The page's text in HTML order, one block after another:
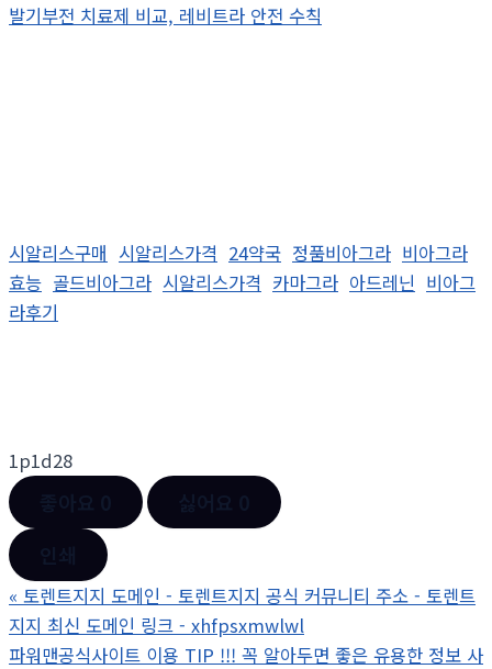
발기부전 치료제 비교, 레비트라 안전 수칙
시알리스구매 시알리스가격 24약국 정품비아그라 비아그라
효능 골드비아그라 시알리스가격 카마그라 아드레닌 비아그
라후기
1p1d28
« 토렌트지지 도메인 - 토렌트지지 공식 커뮤니티 주소 - 토렌트
지지 최신 도메인 링크 - xhfpsxmwlwl
파워맨공식사이트 이용 TIP !!! 꼭 알아두면 좋은 유용한 정보 사